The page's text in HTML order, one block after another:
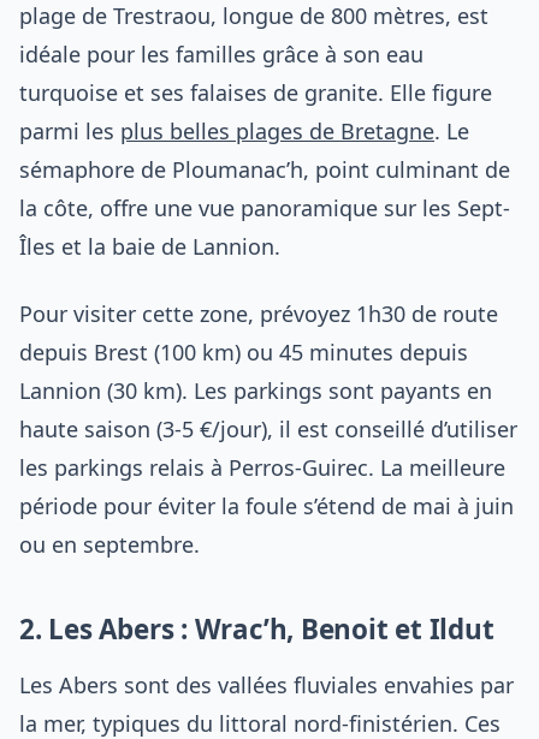
plage de Trestraou, longue de 800 mètres, est
idéale pour les familles grâce à son eau
turquoise et ses falaises de granite. Elle figure
parmi les plus belles plages de Bretagne. Le
sémaphore de Ploumanac’h, point culminant de
la côte, offre une vue panoramique sur les Sept-
Îles et la baie de Lannion.
Pour visiter cette zone, prévoyez 1h30 de route
depuis Brest (100 km) ou 45 minutes depuis
Lannion (30 km). Les parkings sont payants en
haute saison (3-5 €/jour), il est conseillé d’utiliser
les parkings relais à Perros-Guirec. La meilleure
période pour éviter la foule s’étend de mai à juin
ou en septembre.
2. Les Abers : Wrac’h, Benoit et Ildut
Les Abers sont des vallées fluviales envahies par
la mer, typiques du littoral nord-finistérien. Ces